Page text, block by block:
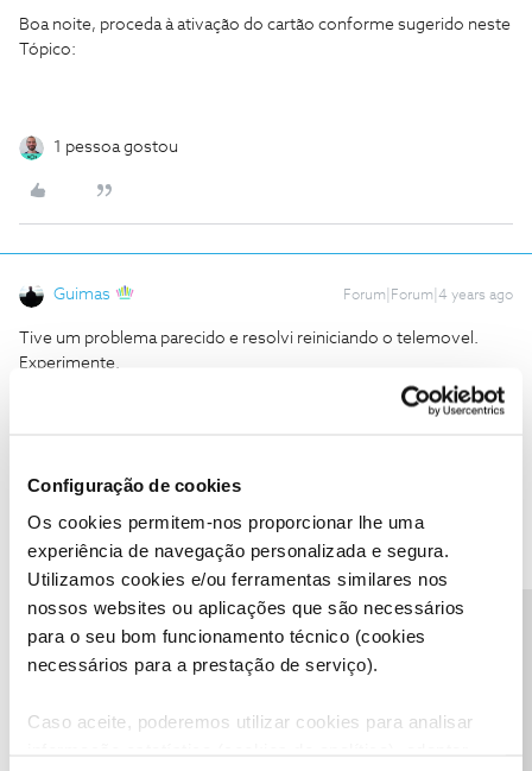
Configuração de cookies
Os cookies permitem-nos proporcionar lhe uma
experiência de navegação personalizada e segura.
Utilizamos cookies e/ou ferramentas similares nos
nossos websites ou aplicações que são necessários
para o seu bom funcionamento técnico (cookies
necessários para a prestação de serviço).
Caso aceite, poderemos utilizar cookies para analisar
Boa noite, proceda à ativação do cartão conforme sugerido neste
Tópico:
1 pessoa gostou
Guimas Forum|Forum|4 years ago
Tive um problema parecido e resolvi reiniciando o telemovel.
Experimente.
Forum|Forum|4 years ago
Boa tarde@Catarina peixeiro,
Agradecemos a sua mensagem.
A comunidade prestou uma boa ajuda.
Confirme-nos, por favor, se a situação foi resolvida.